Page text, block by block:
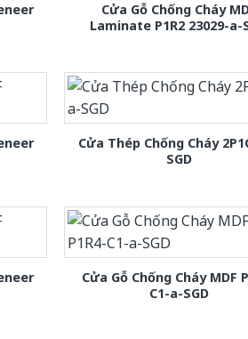
Cửa Gỗ Chống Cháy
Laminate P1R2 23029-a-
Cửa Thép Chống Cháy
SGD
Cửa Gỗ Chống Cháy MDF
C1-a-SGD